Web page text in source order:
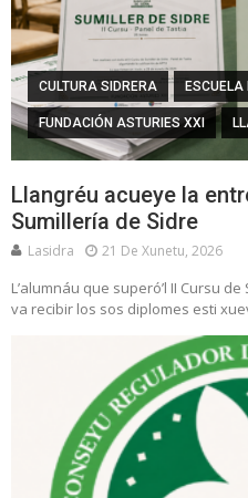
CULTURA SIDRERA ESCUELA
FUNDACIÓN ASTURIES XXI
Llangréu acueye la
Sumillería de Sidre
Lasidra 21 De Xunetu, 2026
L’alumnáu que superó’l II Cursu
va recibir los sos diplomes esti